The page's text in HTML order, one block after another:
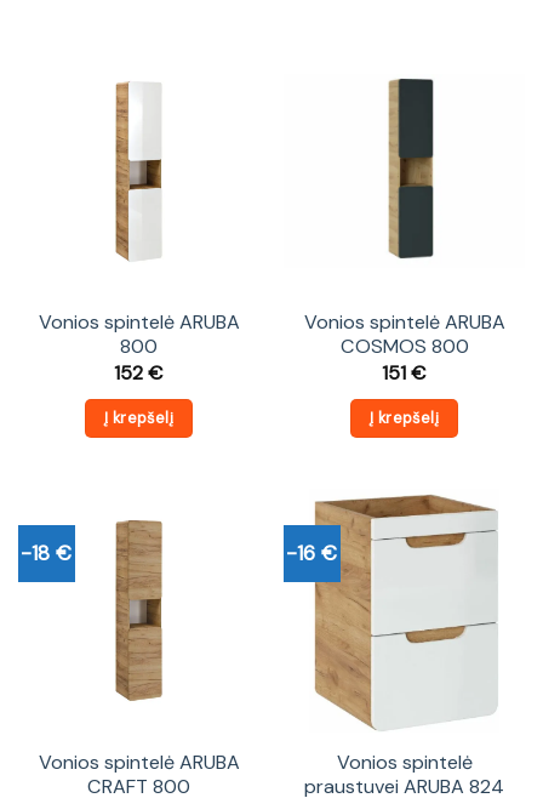
Vonios spintelė ARUBA
800
152€
Į krepšelį
Vonios spintelė ARUBA
COSMOS 800
151€
Į krepšelį
-18 €
Vonios spintelė ARUBA
CRAFT 800
-16 €
Vonios spintelė
praustuvei ARUBA 824